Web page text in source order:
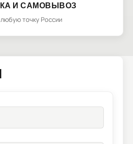
И САМОВЫВОЗ
точку России